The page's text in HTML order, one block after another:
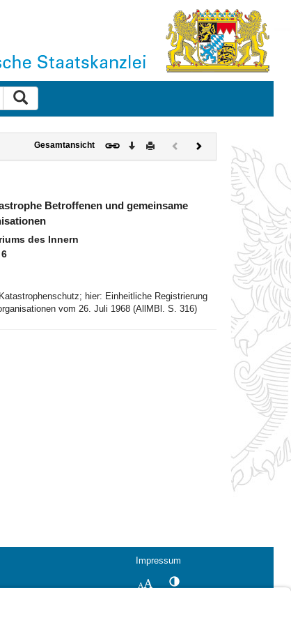
zurücksetzen
Gesamtansicht Download
DruckenVorherigesNächstes
Dokument
Betroffenen und gemeinsame
des Innern
hier: Einheitliche Registrierung
vom 26. Juli 1968 (AllMBl. S. 316)
Impressum
SchriftgrößeKontrastwechsel